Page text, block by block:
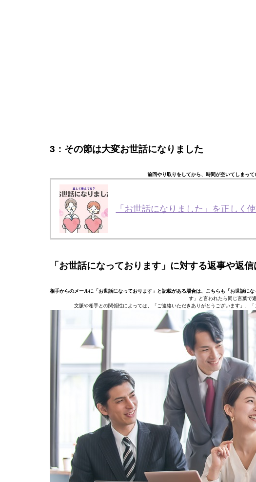
3：その節は大変お世話になりました
前回やり取りをしてから、時間が空いてしまっ
「お世話になりました」を正しく
「お世話になっております」に対する返事や返信
相手からのメールに「お世話になっております」と記載がある場合は、こちらも「お世話にな
す」と言われたら同じ言葉で
文脈や相手との関係性によっては、「ご連絡いただきありがとうございます」、